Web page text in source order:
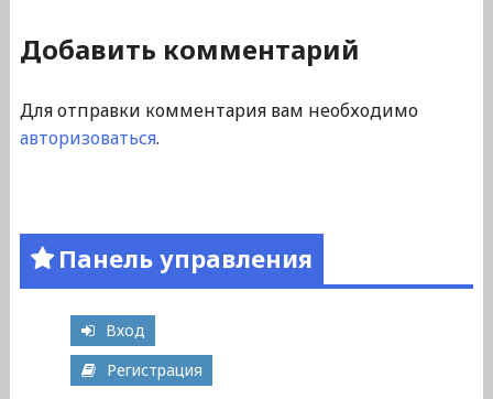
Добавить комментарий
Для отправки комментария вам необходимо
авторизоваться.
Панель управления
Вход
Регистрация